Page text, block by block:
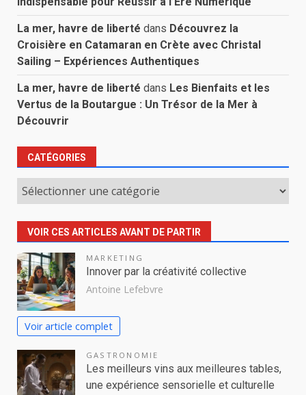
La mer, havre de liberté dans Découvrez la
Croisière en Catamaran en Crète avec Christal
Sailing – Expériences Authentiques
La mer, havre de liberté dans Les Bienfaits et les
Vertus de la Boutargue : Un Trésor de la Mer à
Découvrir
CATÉGORIES
Catégories
VOIR CES ARTICLES AVANT DE PARTIR
MARKETING
Innover par la créativité collective
Antoine Lefebvre
Voir article complet
GASTRONOMIE
Les meilleurs vins aux meilleures tables,
une expérience sensorielle et culturelle